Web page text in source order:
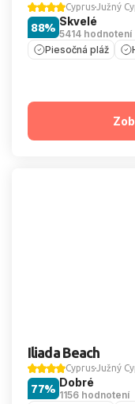
CyprusJužný
Skvelé
5414 hodnotení
88%
Piesočná pláž
Iliada Beach
CyprusJužný
Dobré
1156 hodnotení
77%